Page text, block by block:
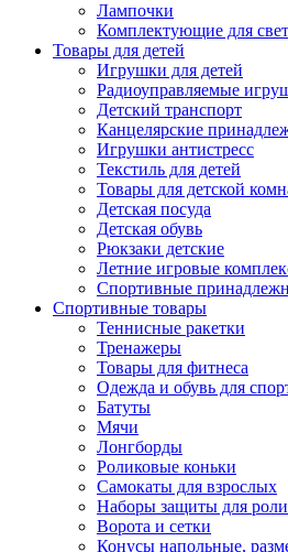
Лампочки
Комплектующие для
Товары для детей
Игрушки для детей
Радиоуправляемые
Детский транспорт
Канцелярские
Игрушки антистресс
Текстиль для детей
Товары для детской
Детская посуда
Детская обувь
Рюкзаки детские
Летние игровые
Спортивные
Спортивные товары
Теннисные ракетки
Тренажеры
Товары для фитнеса
Одежда и обувь для
Батуты
Мячи
Лонгборды
Роликовые коньки
Самокаты для взрослых
Наборы защиты для
Ворота и сетки
Конусы напольные,